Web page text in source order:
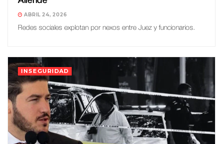
ABRIL 24, 2026
Redes sociales explotan por nexos entre Juez y funcionarios.
INSEGURIDAD